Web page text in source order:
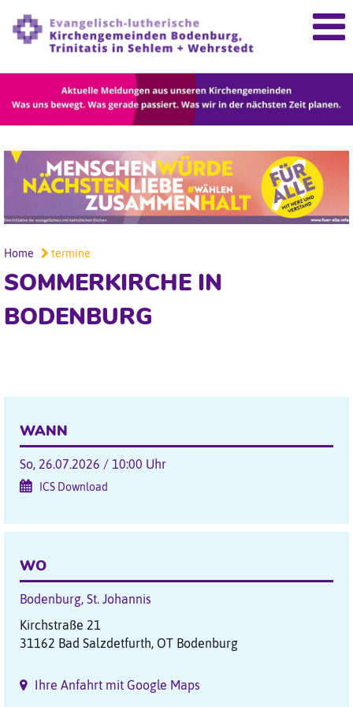
Home termine
SOMMERKIRCHE IN
BODENBURG
WANN
So, 26.07.2026 / 10:00 Uhr
ICS Download
WO
Bodenburg, St. Johannis
Kirchstraße 21
31162 Bad Salzdetfurth, OT Bodenburg
Ihre Anfahrt mit Google Maps